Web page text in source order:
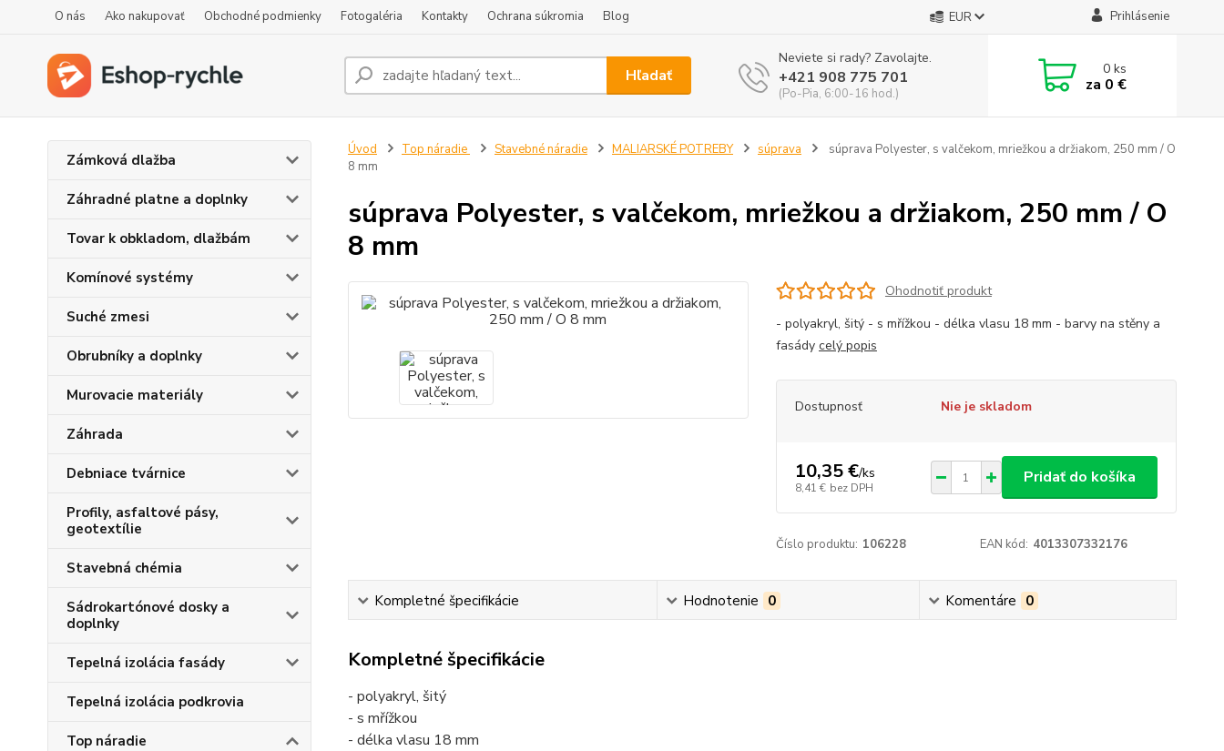
O nás Ako nakupovať Obchodné podmienky Fotogaléria Kontakty Ochrana súkromia Blog EUR Prihlásenie
Hľadať
Neviete si rady? Zavolajte.
+421 908 775 701
(Po-Pia, 6:00-16 hod.)
0ks
za 0 €
Zámková dlažba
Záhradné platne a doplnky
Tovar k obkladom, dlažbám
Komínové systémy
Suché zmesi
Obrubníky a doplnky
Murovacie materiály
Záhrada
Debniace tvárnice
Profily, asfaltové pásy,
geotextílie
Stavebná chémia
Sádrokartónové dosky a
doplnky
Tepelná izolácia fasády
Tepelná izolácia podkrovia
Top náradie
Úvod Top náradie Stavebné náradie MALIARSKÉ POTREBY súprava
súprava Polyester, s valčekom, mriežkou a držiakom, 250 mm / O
8 mm
súprava Polyester, s valčekom, mriežkou a držiakom, 250 mm / O
8 mm
Ohodnotiť produkt
- polyakryl, šitý - s mřížkou - délka vlasu 18 mm - barvy na stěny a
fasády celý popis
Dostupnosť Nie je skladom
10,35 €/ks
8,41 € bez DPH
Pridať do košíka
Číslo produktu: 106228 EAN kód: 4013307332176
Kompletné špecifikácie Hodnotenie 0 Komentáre 0
Kompletné špecifikácie
- polyakryl, šitý
- s mřížkou
- délka vlasu 18 mm